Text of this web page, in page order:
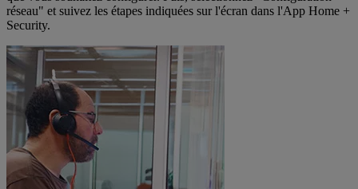
réseau" et suivez les étapes indiquées sur l'écran dans l'App Home +
Security.